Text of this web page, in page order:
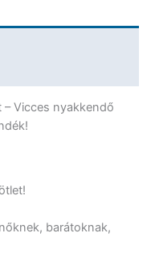
– Vicces nyakkendő
barátoknak,